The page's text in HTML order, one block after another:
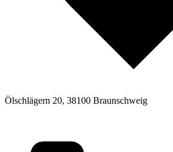
Ölschlägern 20, 38100 Braunschweig